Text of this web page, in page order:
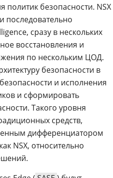
политик безопасности. NSX
последовательно
сразу в нескольких
восстановления и
по нескольким ЦОД.
безопасности в
и исполнения
и сформировать
Такого уровня
средств,
дифференциатором
NSX, относительно